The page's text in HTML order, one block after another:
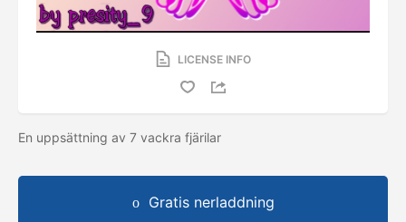
LICENSE INFO
En uppsättning av 7 vackra fjärilar
Gratis nerladdning